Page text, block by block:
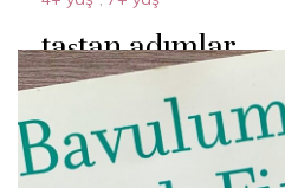
taştan adımlar
ByAcparantez.com